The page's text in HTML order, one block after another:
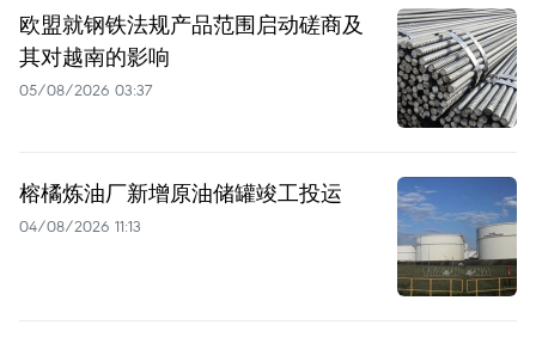
欧盟就钢铁法规产品范围启动磋商及
其对越南的影响
05/08/2026 03:37
榕橘炼油厂新增原油储罐竣工投运
04/08/2026 11:13